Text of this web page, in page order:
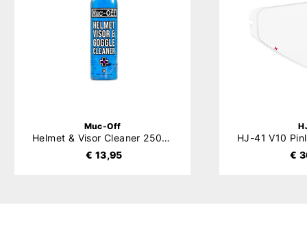
Muc-Off
Helmet & Visor Cleaner 250ml
€ 13,95
€